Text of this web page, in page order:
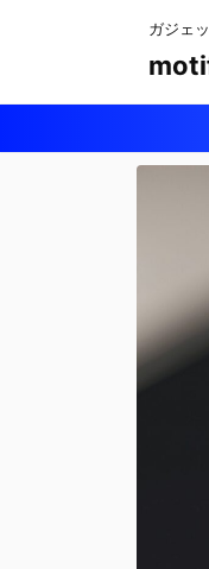
ガジェ